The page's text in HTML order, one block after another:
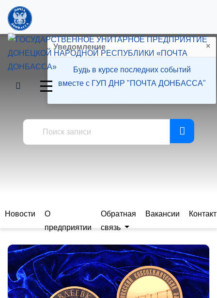
Пресс-центр
Новости
О
предприятии
Обратная
связь
Вакансии
Уведомление ×
Будь в курсе последних событий
вместе с ГУП ДНР "ПОЧТА ДОНБАССА"